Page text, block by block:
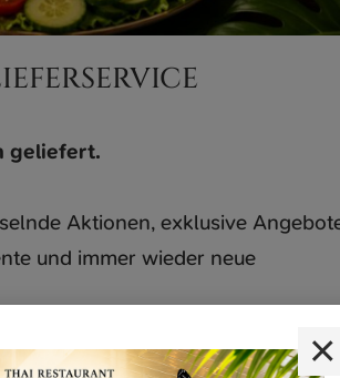
geliefert.
Aktionen, exklusive
und immer wieder neue
×